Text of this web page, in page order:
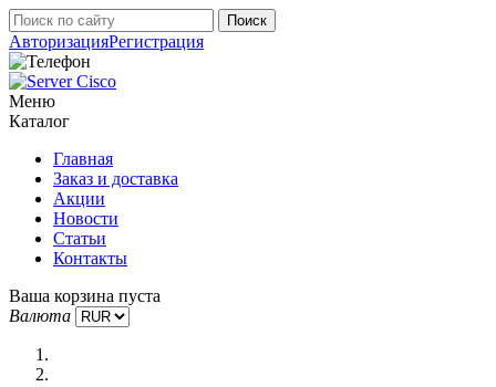
АвторизацияРегистрация
Меню
Каталог
Главная
Заказ и доставка
Акции
Новости
Статьи
Контакты
Ваша корзина пуста
Валюта